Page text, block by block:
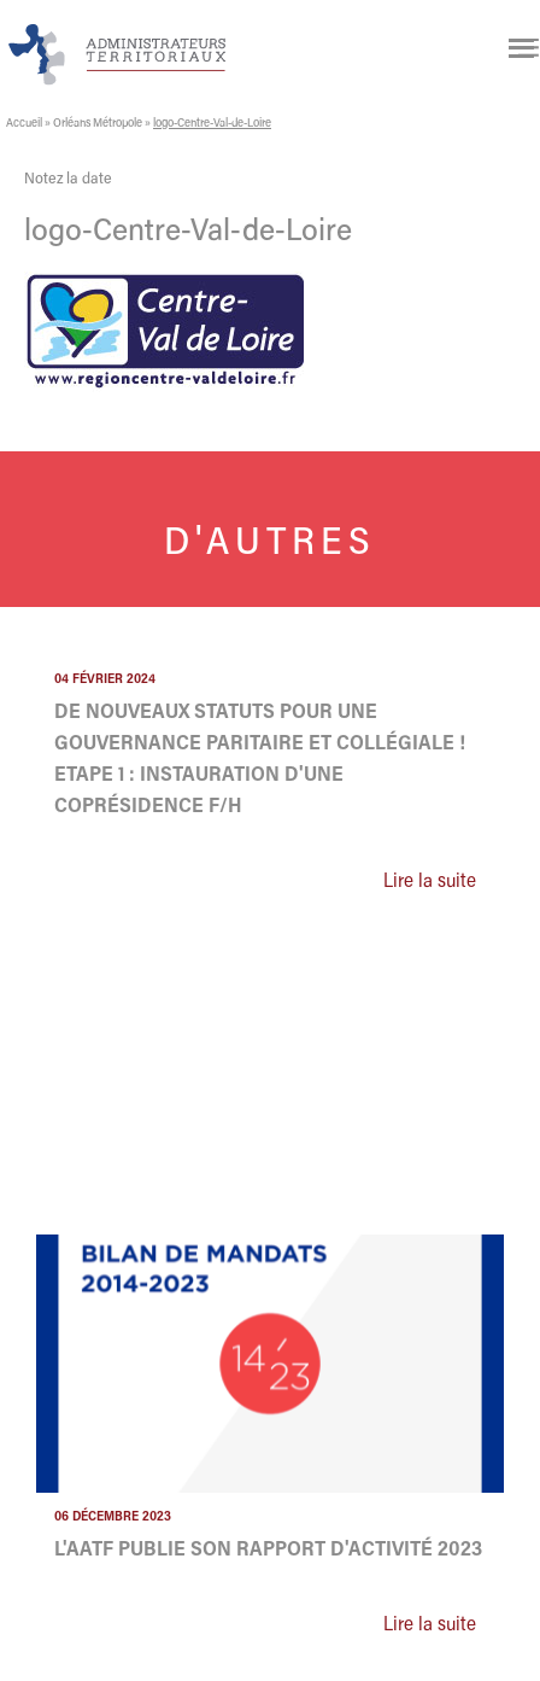
Accueil » Orléans Métropole » logo-Centre-Val-de-Loire
Notez la date
logo-Centre-Val-de-Loire
D'AUTRES
04 FÉVRIER 2024
DE NOUVEAUX STATUTS POUR UNE
GOUVERNANCE PARITAIRE ET COLLÉGIALE !
ETAPE 1 : INSTAURATION D'UNE
COPRÉSIDENCE F/H
Lire la suite
06 DÉCEMBRE 2023
L'AATF PUBLIE SON RAPPORT D'ACTIVITÉ 2023
Lire la suite